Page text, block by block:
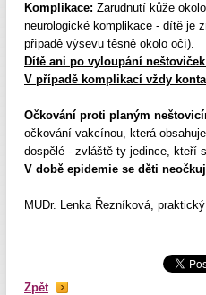
Komplikace: Zarudnutí kůže
neurologické komplikace - dítě je
případě výsevu těsně okolo očí).
Dítě ani po vyloupání
V případě komplikací vždy
Očkování proti planým
očkování vakcínou, která
dospělé - zvláště ty jedince, kteří
V době epidemie se děti
MUDr. Lenka Řezníková,
Zpět